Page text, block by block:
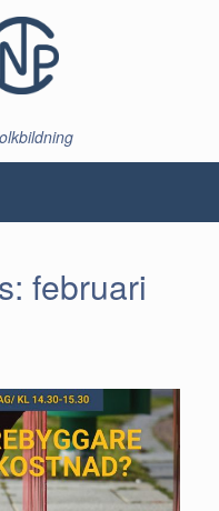
februari